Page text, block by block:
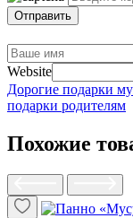
Отправить
Website
Дорогие подарки
подарки родителям
Похожие